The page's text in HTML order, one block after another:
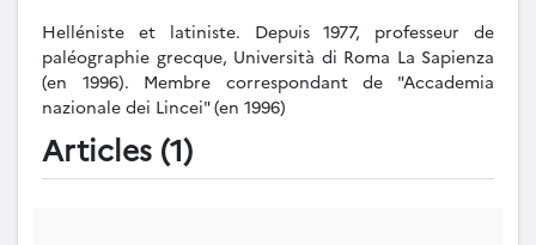
Helléniste et latiniste. Depuis 1977, professeur de
paléographie grecque, Università di Roma La Sapienza
(en 1996). Membre correspondant de "Accademia
nazionale dei Lincei" (en 1996)
Articles (1)